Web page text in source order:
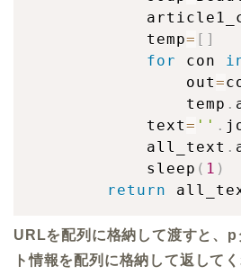
            temp
= [ ]
for
con
                out
=
                temp
.
            text
= '' .
            all_text
.
            sleep
( 1 )
return
URLを配列に格納して渡すと、
ト情報を配列に格納して返して